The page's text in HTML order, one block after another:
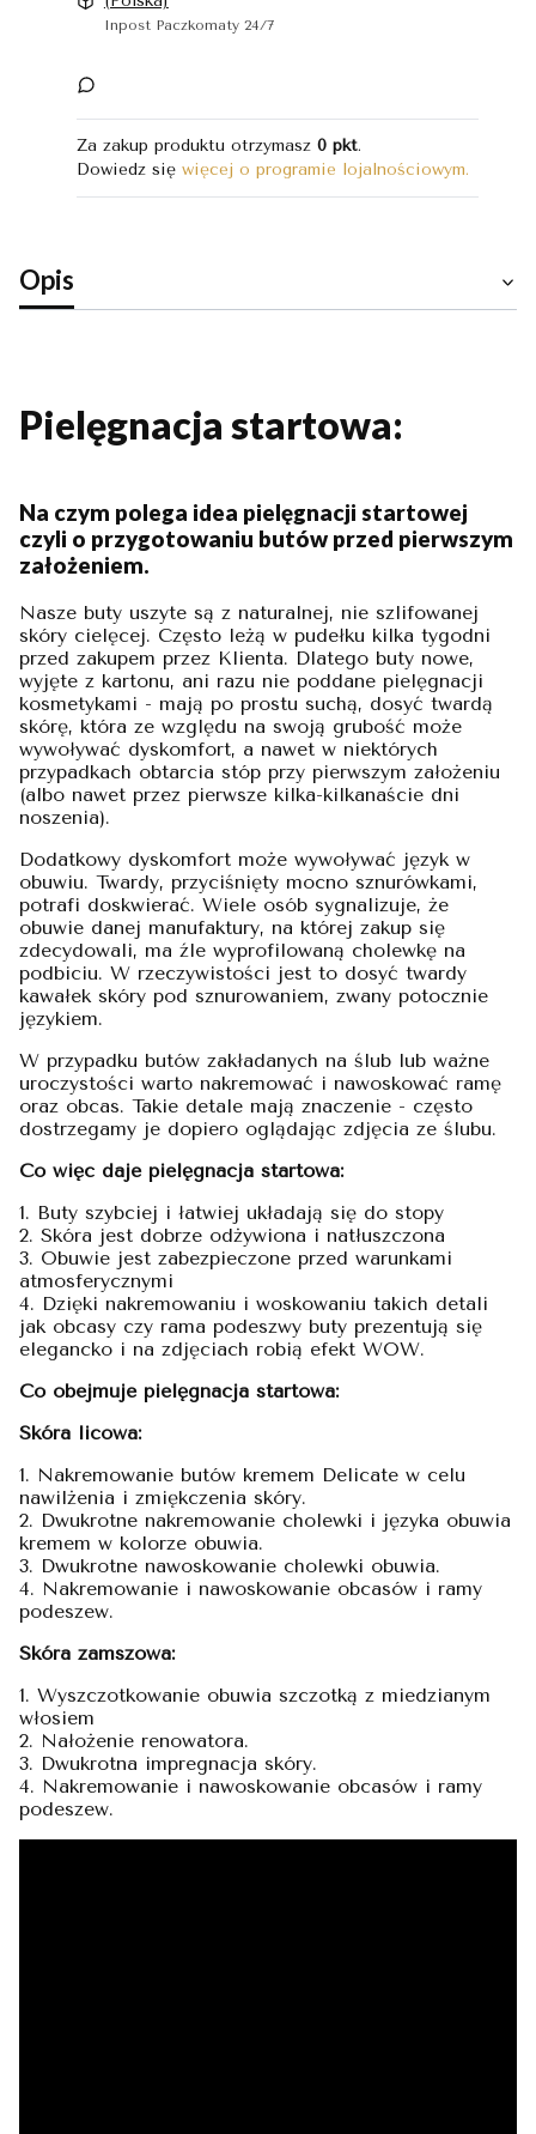
Inpost Paczkomaty 24/7
Za zakup produktu otrzymasz 0 pkt.
Dowiedz się więcej o programie lojalnościowym.
Opis
Pielęgnacja startowa:
Na czym polega idea pielęgnacji startowej
czyli o przygotowaniu butów przed pierwszym
założeniem.
Nasze buty uszyte są z naturalnej, nie szlifowanej
skóry cielęcej. Często leżą w pudełku kilka tygodni
przed zakupem przez Klienta. Dlatego buty nowe,
wyjęte z kartonu, ani razu nie poddane pielęgnacji
kosmetykami - mają po prostu suchą, dosyć twardą
skórę, która ze względu na swoją grubość może
wywoływać dyskomfort, a nawet w niektórych
przypadkach obtarcia stóp przy pierwszym założeniu
(albo nawet przez pierwsze kilka-kilkanaście dni
noszenia).
Dodatkowy dyskomfort może wywoływać język w
obuwiu. Twardy, przyciśnięty mocno sznurówkami,
potrafi doskwierać. Wiele osób sygnalizuje, że
obuwie danej manufaktury, na której zakup się
zdecydowali, ma źle wyprofilowaną cholewkę na
podbiciu. W rzeczywistości jest to dosyć twardy
kawałek skóry pod sznurowaniem, zwany potocznie
językiem.
W przypadku butów zakładanych na ślub lub ważne
uroczystości warto nakremować i nawoskować ramę
oraz obcas. Takie detale mają znaczenie - często
dostrzegamy je dopiero oglądając zdjęcia ze ślubu.
Co więc daje pielęgnacja startowa:
1. Buty szybciej i łatwiej układają się do stopy
2. Skóra jest dobrze odżywiona i natłuszczona
3. Obuwie jest zabezpieczone przed warunkami
atmosferycznymi
4. Dzięki nakremowaniu i woskowaniu takich detali
jak obcasy czy rama podeszwy buty prezentują się
elegancko i na zdjęciach robią efekt WOW.
Co obejmuje pielęgnacja startowa:
Skóra licowa:
1. Nakremowanie butów kremem Delicate w celu
nawilżenia i zmiękczenia skóry.
2. Dwukrotne nakremowanie cholewki i języka obuwia
kremem w kolorze obuwia.
3. Dwukrotne nawoskowanie cholewki obuwia.
4. Nakremowanie i nawoskowanie obcasów i ramy
podeszew.
Skóra zamszowa:
1. Wyszczotkowanie obuwia szczotką z miedzianym
włosiem
2. Nałożenie renowatora.
3. Dwukrotna impregnacja skóry.
4. Nakremowanie i nawoskowanie obcasów i ramy
podeszew.